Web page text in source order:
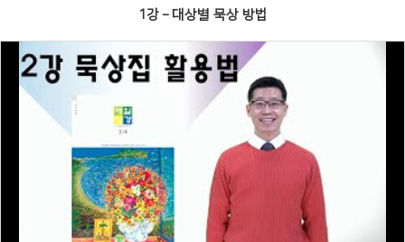
1강 – 대상별 묵상 방법
Views